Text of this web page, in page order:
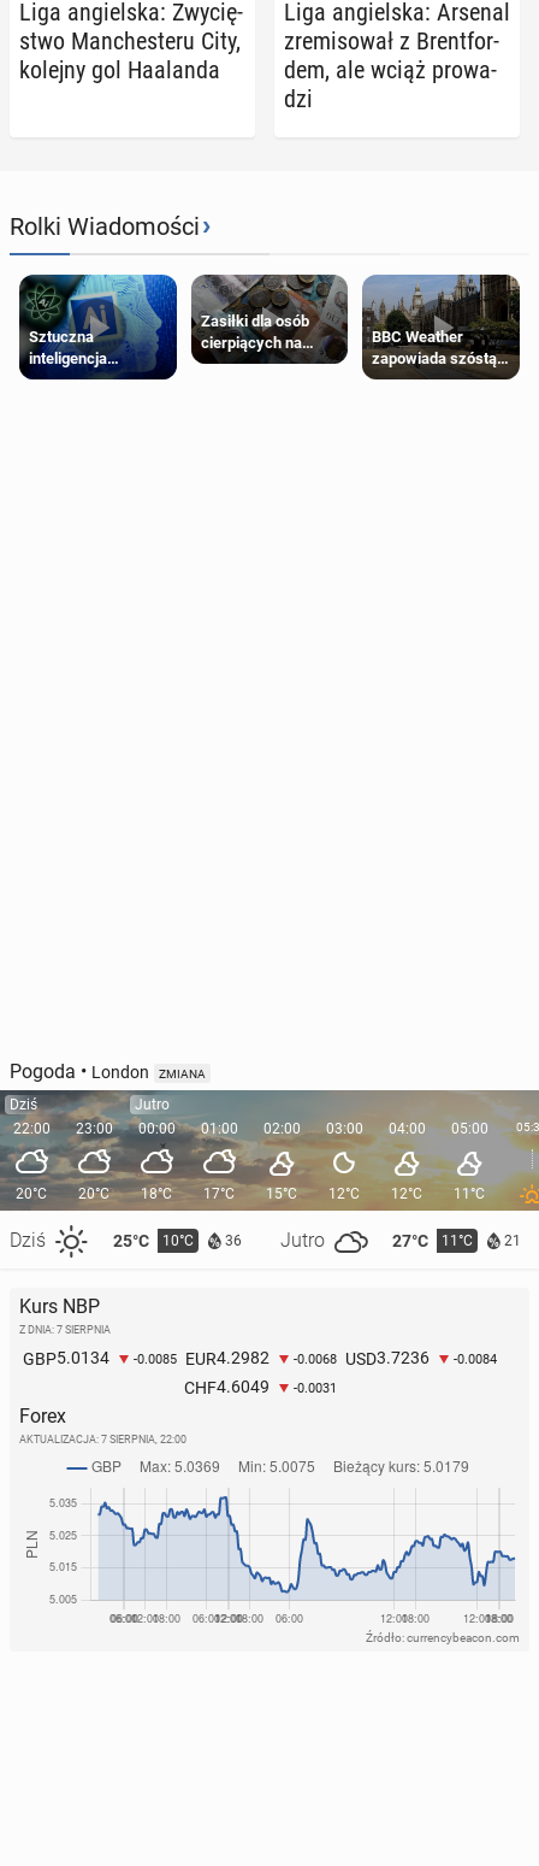
Liga an­giel­ska: Zwy­cię­
stwo Man­che­ste­ru City,
kolejny gol Ha­alan­da
Liga an­giel­ska: Arsenal
zre­mi­so­wał z Brent­for­
dem, ale wciąż pro­wa­
dzi
Rolki Wiadomości›
Sztuczna
inteligencja
próbowała oszukać
Zasiłki dla osób
cierpiących na
schorzenia
BBC Weather
zapowiada szóstą
falę upałów w
Pogoda • London ZMIANA
Dziś
22:00
20°C
Dziś 25°C 10°C 36 Jutro 27°C 11°C 21
23:00
20°C
Jutro
00:00
18°C
01:00
17°C
02:00
15°C
03:00
12°C
04:00
12°C
05:00
11°C
Kurs NBP
Z DNIA: 7 SIERPNIA
GBP5.0134 -0.0085 EUR4.2982 -0.0068 USD3.7236 -0.0084
CHF4.6049 -0.0031
Forex
AKTUALIZACJA: 7 SIERPNIA, 22:00
Źródło: currencybeacon.com